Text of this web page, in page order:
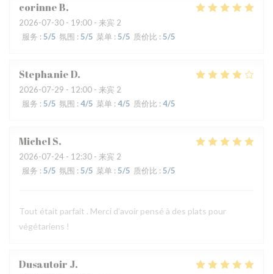
corinneB
2026-07-30 - 19:00 - 来宾 2
服务 : 5/5 氛围 : 5/5 菜单 : 5/5 质价比 : 5/5
StephanieD
2026-07-29 - 12:00 - 来宾 2
服务 : 5/5 氛围 : 4/5 菜单 : 4/5 质价比 : 4/5
MichelS
2026-07-24 - 12:30 - 来宾 2
服务 : 5/5 氛围 : 5/5 菜单 : 5/5 质价比 : 5/5
Tout était parfait . Merci d’avoir pensé à des plats pour
végétariens !
Dusautoir J